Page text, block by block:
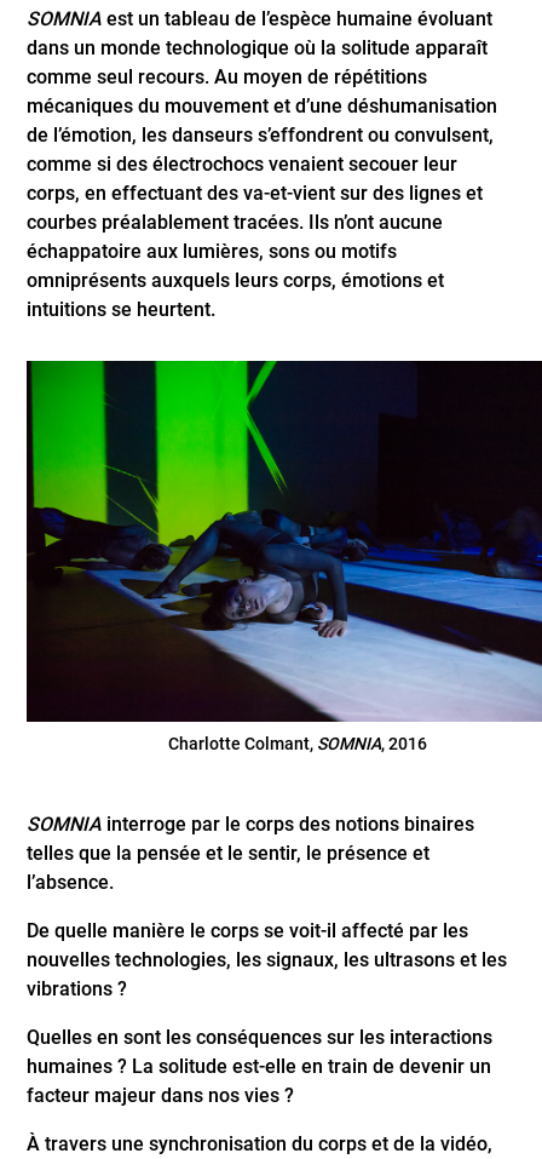
SOMNIA est un tableau de l’espèce humaine évoluant
dans un monde technologique où la solitude apparaît
comme seul recours. Au moyen de répétitions
mécaniques du mouvement et d’une déshumanisation
de l’émotion, les danseurs s’effondrent ou convulsent,
comme si des électrochocs venaient secouer leur
corps, en effectuant des va-et-vient sur des lignes et
courbes préalablement tracées. Ils n’ont aucune
échappatoire aux lumières, sons ou motifs
omniprésents auxquels leurs corps, émotions et
intuitions se heurtent.
Charlotte Colmant, SOMNIA, 2016
SOMNIA interroge par le corps des notions binaires
telles que la pensée et le sentir, le présence et
l’absence.
De quelle manière le corps se voit-il affecté par les
nouvelles technologies, les signaux, les ultrasons et les
vibrations ?
Quelles en sont les conséquences sur les interactions
humaines ? La solitude est-elle en train de devenir un
facteur majeur dans nos vies ?
À travers une synchronisation du corps et de la vidéo,